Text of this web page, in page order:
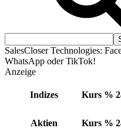
SalesCloser Technologies:
WhatsApp oder TikTok!
Anzeige
Indizes Kurs %
Aktien Kurs %